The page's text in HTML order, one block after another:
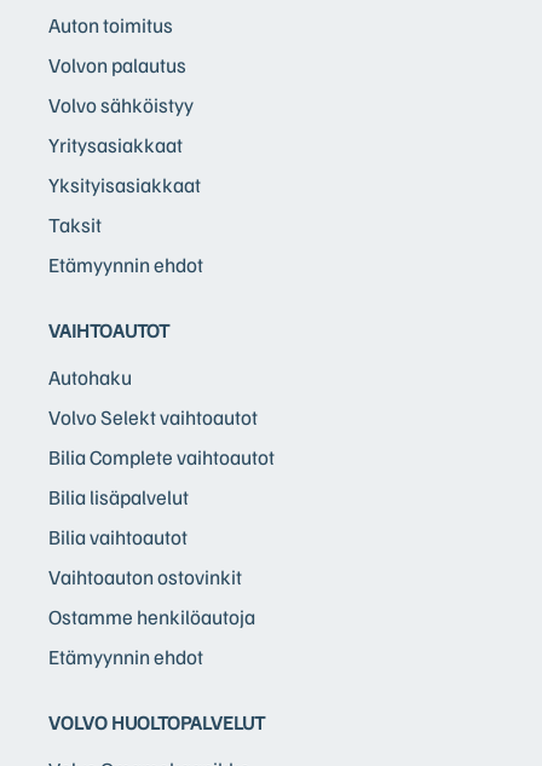
Auton toimitus
Volvon palautus
Volvo sähköistyy
Yritysasiakkaat
Yksityisasiakkaat
Taksit
Etämyynnin ehdot
VAIHTOAUTOT
Autohaku
Volvo Selekt vaihtoautot
Bilia Complete vaihtoautot
Bilia lisäpalvelut
Bilia vaihtoautot
Vaihtoauton ostovinkit
Ostamme henkilöautoja
Etämyynnin ehdot
VOLVO HUOLTOPALVELUT